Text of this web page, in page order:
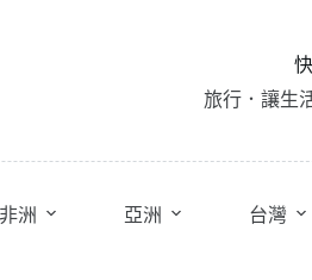
旅行．讓生
非洲 亞洲 台灣